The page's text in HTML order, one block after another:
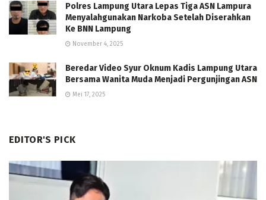
Polres Lampung Utara Lepas Tiga ASN Lampura
Menyalahgunakan Narkoba Setelah Diserahkan
Ke BNN Lampung
November 4, 2025
Beredar Video Syur Oknum Kadis Lampung Utara
Bersama Wanita Muda Menjadi Pergunjingan ASN
Mei 17, 2025
EDITOR'S PICK